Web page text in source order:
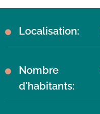
Localisation:
Nombre
d'habitants: